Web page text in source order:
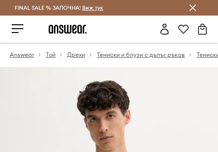
Спестявай с Answear Club
FINAL SALE % ЗАПОЧНА! Виж тук
Answear Той Дрехи Тениски и блузи с дълъг ръкав